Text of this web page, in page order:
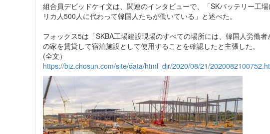
組合員デビッドケイ文は、関連のインタビューで、「SKバッテリー工
リカ人500人に代わって韓国人たちが働いている」と述べた。
フォックス5は「SKBA工場建設現場のすべての場所には、韓国人労働
の家を賃貸して宿泊施設として使用することを確認したと主張した。
(全文）
https://biz.chosun.com/site/data/html_dir/2020/08/21/